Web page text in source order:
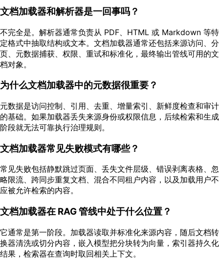
文档加载器和解析器是一回事吗？
不完全是。解析器通常负责从 PDF、HTML 或 Markdown 等特
定格式中抽取结构或文本。文档加载器通常还包括来源访问、分
页、元数据捕获、权限、重试和标准化，最终输出管线可用的文
档对象。
为什么文档加载器中的元数据很重要？
元数据是访问控制、引用、去重、增量索引、新鲜度检查和审计
的基础。如果加载器丢失来源身份或权限信息，后续检索和生成
阶段就无法可靠执行治理规则。
文档加载器常见失败模式有哪些？
常见失败包括静默跳过页面、丢失文件层级、错误剥离表格、忽
略限流、跨同步重复文档、混合不同租户内容，以及加载用户不
应被允许检索的内容。
文档加载器在 RAG 管线中处于什么位置？
它通常是第一阶段。加载器读取并标准化来源内容，随后文档转
换器清洗或切分内容，嵌入模型把分块转为向量，索引器持久化
结果，检索器在查询时取回相关上下文。